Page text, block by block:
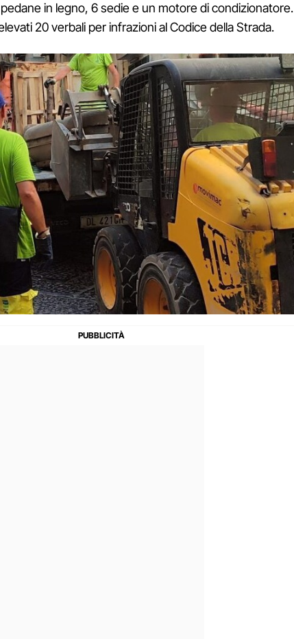
in legno, 6 sedie e un motore di condizionatore.
20 verbali per infrazioni al Codice della Strada.